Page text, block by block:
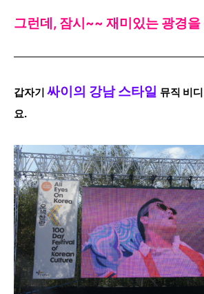
그런데, 잠시~~ 재미있는 광경
갑자기 싸이의 강남 스타일 뮤직 비
요.